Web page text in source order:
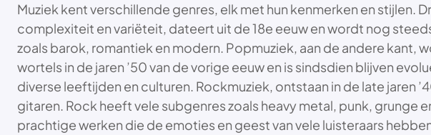
Muziek kent verschillende genres, elk met hun kenmerken en stijlen.
complexiteit en variëteit, dateert uit de 18e eeuw en wordt nog
zoals barok, romantiek en modern. Popmuziek, aan de andere
wortels in de jaren ’50 van de vorige eeuw en is sindsdien blijven
diverse leeftijden en culturen. Rockmuziek, ontstaan in de late jaren
gitaren. Rock heeft vele subgenres zoals heavy metal, punk, grunge
prachtige werken die de emoties en geest van vele luisteraars